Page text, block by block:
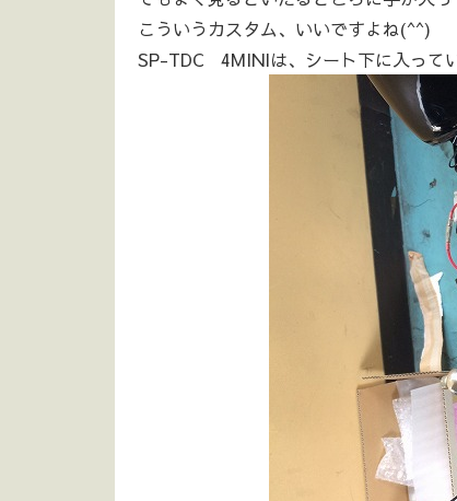
こういうカスタム、いいですよね(^^)
SP-TDC 4MINIは、シート下に入ってい